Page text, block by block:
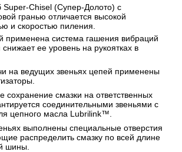
Chisel (Супер-Долото) с
гранью отличается высокой
и скоростью пиления.
применена система гашения вибраций
ее уровень на рукоятках в
на ведущих звеньях цепей применены
сохранение смазки на ответственных
соединительными звеньями с
цепного масла Lubrilink™.
выполнены специальные отверстия
распределить смазку по всей длине
шины.